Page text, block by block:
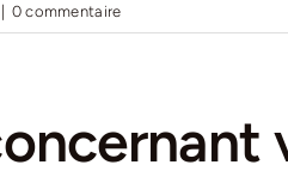
| 0 commentaire